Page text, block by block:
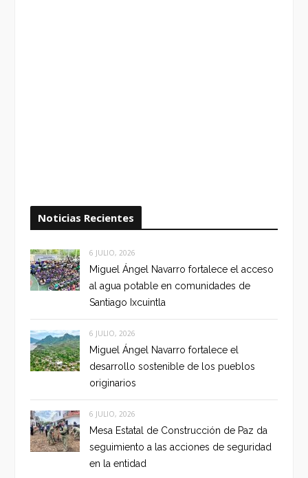
Noticias Recientes
6 JULIO, 2026
Miguel Ángel Navarro fortalece el acceso
al agua potable en comunidades de
Santiago Ixcuintla
6 JULIO, 2026
Miguel Ángel Navarro fortalece el
desarrollo sostenible de los pueblos
originarios
6 JULIO, 2026
Mesa Estatal de Construcción de Paz da
seguimiento a las acciones de seguridad
en la entidad